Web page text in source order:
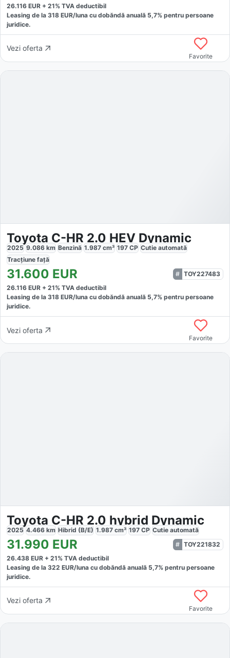
26.116 EUR + 21% TVA deductibil
Leasing de la 318 EUR/luna cu dobăndă anuală 5,7% pentru persoane
juridice.
Vezi oferta
Favorite
Toyota C-HR 2.0 HEV Dynamic
2025 9.086 km Benzină 1.987 cm³ 197 CP Cutie automată
Tracțiune față
31.600 EUR
TOY227483
26.116 EUR + 21% TVA deductibil
Leasing de la 318 EUR/luna cu dobăndă anuală 5,7% pentru persoane
juridice.
Vezi oferta
Favorite
Toyota C-HR 2.0 hybrid Dynamic
2025 4.466 km Hibrid (B/E) 1.987 cm³ 197 CP Cutie automată
31.990 EUR
TOY221832
26.438 EUR + 21% TVA deductibil
Leasing de la 322 EUR/luna cu dobăndă anuală 5,7% pentru persoane
juridice.
Vezi oferta
Favorite